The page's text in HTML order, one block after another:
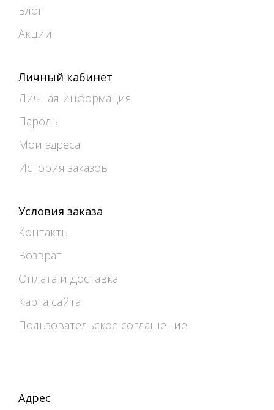
Блог
Акции
Личный кабинет
Личная информация
Пароль
Мои адреса
История заказов
Условия заказа
Контакты
Возврат
Оплата и Доставка
Карта сайта
Пользовательское соглашение
Адрес